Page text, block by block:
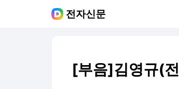
전자신문
[부음]김영규(